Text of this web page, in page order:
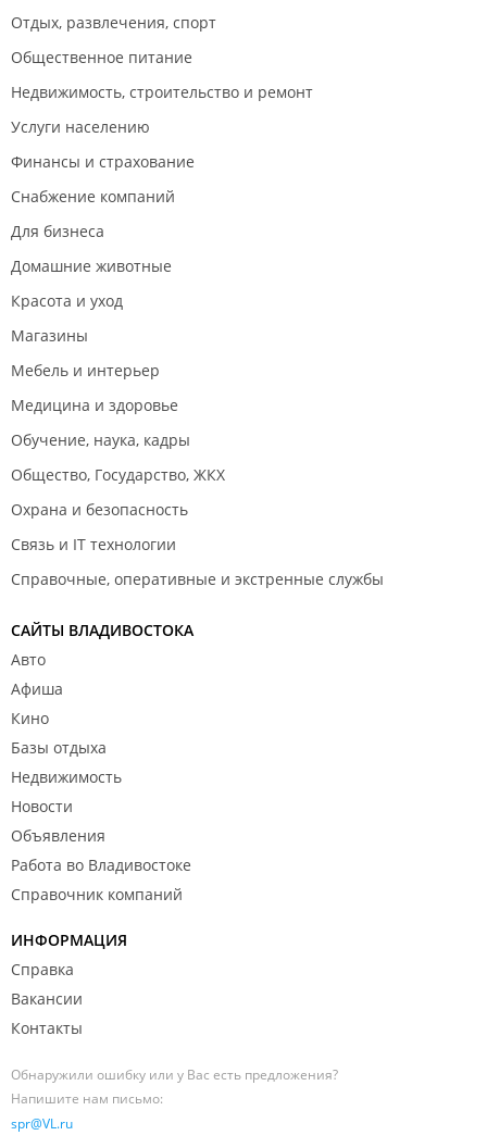
Отдых, развлечения, спорт
Общественное питание
Недвижимость, строительство и ремонт
Услуги населению
Финансы и страхование
Снабжение компаний
Для бизнеса
Домашние животные
Красота и уход
Магазины
Мебель и интерьер
Медицина и здоровье
Обучение, наука, кадры
Общество, Государство, ЖКХ
Охрана и безопасность
Связь и IT технологии
Справочные, оперативные и экстренные службы
САЙТЫ ВЛАДИВОСТОКА
Авто
Афиша
Кино
Базы отдыха
Недвижимость
Новости
Объявления
Работа во Владивостоке
Справочник компаний
ИНФОРМАЦИЯ
Справка
Вакансии
Контакты
Обнаружили ошибку или у Вас есть предложения?
Напишите нам письмо:
spr@VL.ru